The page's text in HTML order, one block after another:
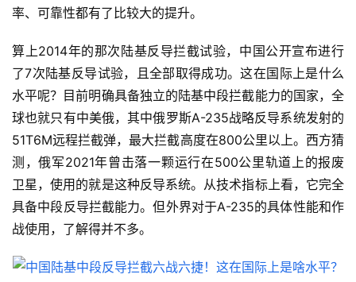
率、可靠性都有了比较大的提升。
算上2014年的那次陆基反导拦截试验，中国公开宣布进行
了7次陆基反导试验，且全部取得成功。这在国际上是什么
水平呢？目前明确具备独立的陆基中段拦截能力的国家，全
球也就只有中美俄，其中俄罗斯A-235战略反导系统发射的
51T6M远程拦截弹，最大拦截高度在800公里以上。西方猜
测，俄军2021年曾击落一颗运行在500公里轨道上的报废
卫星，使用的就是这种反导系统。从技术指标上看，它完全
具备中段反导拦截能力。但外界对于A-235的具体性能和作
战使用，了解得并不多。